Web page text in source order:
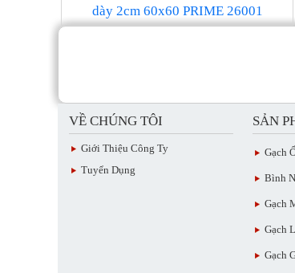
dày 2cm 60x60 PRIME 26001
VỀ CHÚNG TÔI
Giới Thiệu Công Ty
Tuyển Dụng
SẢN
Gạch
Bình
Gạch
Gạch
Gạch